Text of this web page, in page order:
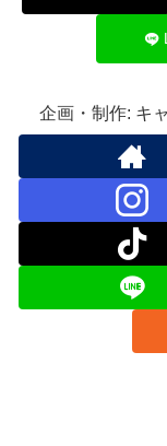
企画・制作: キ